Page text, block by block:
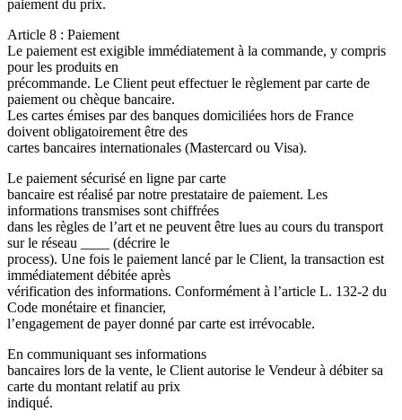
paiement du prix.
Article 8 : Paiement
Le paiement est exigible immédiatement à la commande, y compris
pour les produits en
précommande. Le Client peut effectuer le règlement par carte de
paiement ou chèque bancaire.
Les cartes émises par des banques domiciliées hors de France
doivent obligatoirement être des
cartes bancaires internationales (Mastercard ou Visa).
Le paiement sécurisé en ligne par carte
bancaire est réalisé par notre prestataire de paiement. Les
informations transmises sont chiffrées
dans les règles de l’art et ne peuvent être lues au cours du transport
sur le réseau ____ (décrire le
process). Une fois le paiement lancé par le Client, la transaction est
immédiatement débitée après
vérification des informations. Conformément à l’article L. 132-2 du
Code monétaire et financier,
l’engagement de payer donné par carte est irrévocable.
En communiquant ses informations
bancaires lors de la vente, le Client autorise le Vendeur à débiter sa
carte du montant relatif au prix
indiqué.